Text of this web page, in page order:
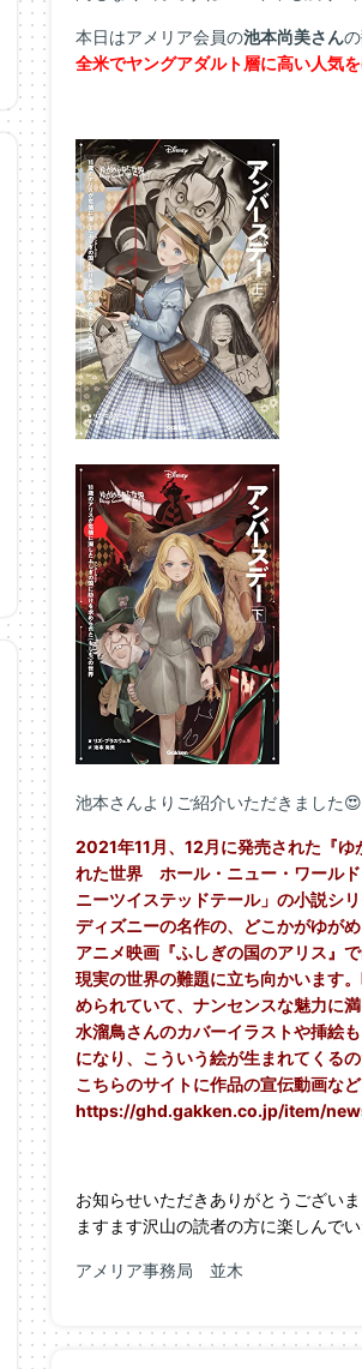
本日はアメリア会員の池本尚美さん
全米でヤングアダルト層に高い人気
池本さんよりご紹介いただきました😍
2021年11月、12月に発売された『
れた世界 ホール・ニュー・ワール
ニーツイステッドテール」の小説シリ
ディズニーの名作の、どこかがゆが
アニメ映画『ふしぎの国のアリス』
現実の世界の難題に立ち向かいます
められていて、ナンセンスな魅力に満
水溜鳥さんのカバーイラストや挿絵
になり、こういう絵が生まれてくるの
こちらのサイトに作品の宣伝動画など
https://ghd.gakken.co.jp/item/
お知らせいただきありがとうございま
ますます沢山の読者の方に楽しんで
アメリア事務局 並木